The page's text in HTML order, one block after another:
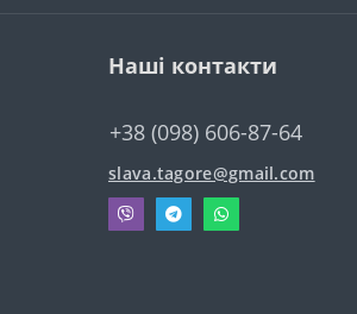
Наші контакти
+38 (098) 606-87-64
slava.tagore@gmail.com